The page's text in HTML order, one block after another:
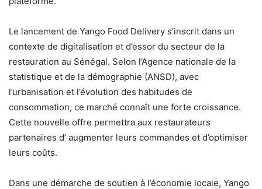
Le lancement de Yango Food Delivery s’inscrit dans un
contexte de digitalisation et d’essor du secteur de la
restauration au Sénégal. Selon l’Agence nationale de la
statistique et de la démographie (ANSD), avec
l’urbanisation et l’évolution des habitudes de
consommation, ce marché connaît une forte croissance.
Cette nouvelle offre permettra aux restaurateurs
partenaires d’ augmenter leurs commandes et d’optimiser
leurs coûts.
Dans une démarche de soutien à l’économie locale, Yango